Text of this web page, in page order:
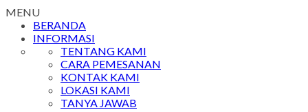
MENU
BERANDA
INFORMASI
TENTANG KAMI
CARA PEMESANAN
KONTAK KAMI
LOKASI KAMI
TANYA JAWAB